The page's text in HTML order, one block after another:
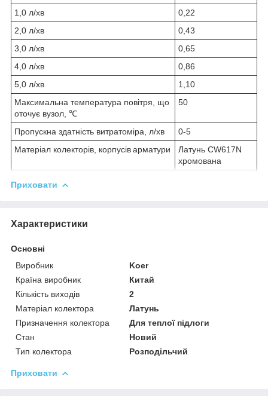
1,0 л/хв
0,22
2,0 л/хв
0,43
3,0 л/хв
0,65
4,0 л/хв
0,86
5,0 л/хв
1,10
Максимальна температура повітря, що
оточує вузол, ℃
50
Пропускна здатність витратоміра, л/хв
0-5
Матеріал колекторів, корпусів арматури
Латунь CW617N
хромована
Приховати
Характеристики
Основні
Виробник
Koer
Країна виробник
Китай
Кількість виходів
2
Матеріал колектора
Латунь
Призначення колектора
Для теплої підлоги
Стан
Новий
Тип колектора
Розподільчий
Приховати